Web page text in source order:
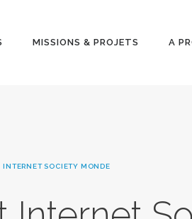
MISSIONS & PROJETS A
INTERNET SOCIETY MONDE